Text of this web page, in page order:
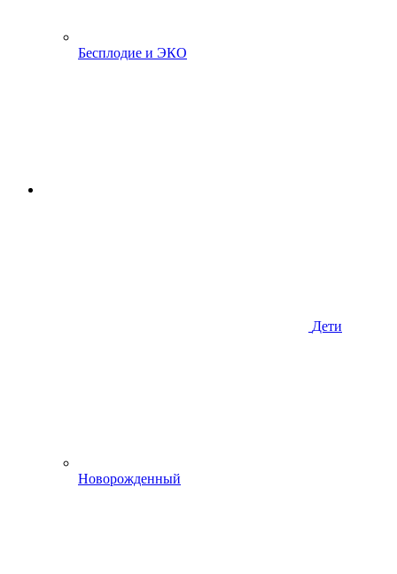
Бесплодие и ЭКО
Дети
Новорожденный